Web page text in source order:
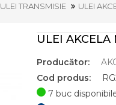
ULEI TRANSMISIE ULEI
ULEI AKCELA
Producător:
Cod produs:
7 buc